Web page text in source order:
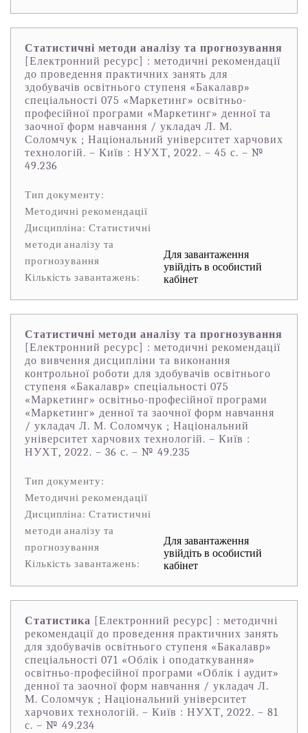
Статистичні методи аналізу та прогнозування
[Електронний ресурс] : методичні рекомендації
до проведення практичних занять для
здобувачів освітнього ступеня «Бакалавр»
спеціальності 075 «Маркетинг» освітньо-
професійної програми «Маркетинг» денної та
заочної форм навчання / укладач Л. М.
Соломчук ; Національний університет харчових
технологій. – Київ : НУХТ, 2022. – 45 с. – №
49.236
Тип документу:
Методичні рекомендації
Дисципліна: Статистичні
методи аналізу та
прогнозування
Кількість завантажень:
Для завантаження
увійдіть в особистий
кабінет
Статистичні методи аналізу та прогнозування
[Електронний ресурс] : методичні рекомендації
до вивчення дисципліни та виконання
контрольної роботи для здобувачів освітнього
ступеня «Бакалавр» спеціальності 075
«Маркетинг» освітньо-професійної програми
«Маркетинг» денної та заочної форм навчання
/ укладач Л. М. Соломчук ; Національний
університет харчових технологій. – Київ :
НУХТ, 2022. – 36 с. – № 49.235
Тип документу:
Методичні рекомендації
Дисципліна: Статистичні
методи аналізу та
прогнозування
Кількість завантажень:
Для завантаження
увійдіть в особистий
кабінет
Статистика [Електронний ресурс] : методичні
рекомендації до проведення практичних занять
для здобувачів освітнього ступеня «Бакалавр»
спеціальності 071 «Облік і оподаткування»
освітньо-професійної програми «Облік і аудит»
денної та заочної форм навчання / укладач Л.
М. Соломчук ; Національний університет
харчових технологій. – Київ : НУХТ, 2022. – 81
с. – № 49.234